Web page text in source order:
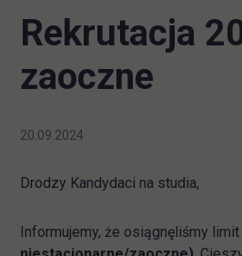
Rekrutacja
zaoczne
20.09.2024
Drodzy Kandydaci na studia,
Informujemy, że osiągnęliśmy limit